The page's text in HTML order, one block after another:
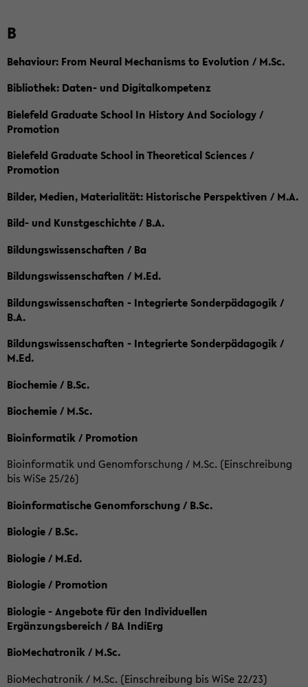
B
Behaviour: From Neural Mechanisms to Evolution / M.Sc.
Bibliothek: Daten- und Digitalkompetenz
Bielefeld Graduate School In History And Sociology /
Promotion
Bielefeld Graduate School in Theoretical Sciences /
Promotion
Bilder, Medien, Materialität: Historische Perspektiven / M.A.
Bild- und Kunstgeschichte / B.A.
Bildungswissenschaften / Ba
Bildungswissenschaften / M.Ed.
Bildungswissenschaften - Integrierte Sonderpädagogik /
B.A.
Bildungswissenschaften - Integrierte Sonderpädagogik /
M.Ed.
Biochemie / B.Sc.
Biochemie / M.Sc.
Bioinformatik / Promotion
Bioinformatik und Genomforschung / M.Sc. (Einschreibung
bis WiSe 25/26)
Bioinformatische Genomforschung / B.Sc.
Biologie / B.Sc.
Biologie / M.Ed.
Biologie / Promotion
Biologie - Angebote für den Individuellen
Ergänzungsbereich / BA IndiErg
BioMechatronik / M.Sc.
BioMechatronik / M.Sc. (Einschreibung bis WiSe 22/23)